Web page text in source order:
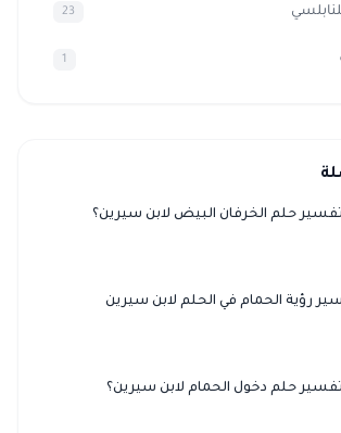
23
1
حلم الخرفان البيض لابن سيرين؟
رؤية الحمام في الحلم لابن سيرين
حلم دخول الحمام لابن سيرين؟